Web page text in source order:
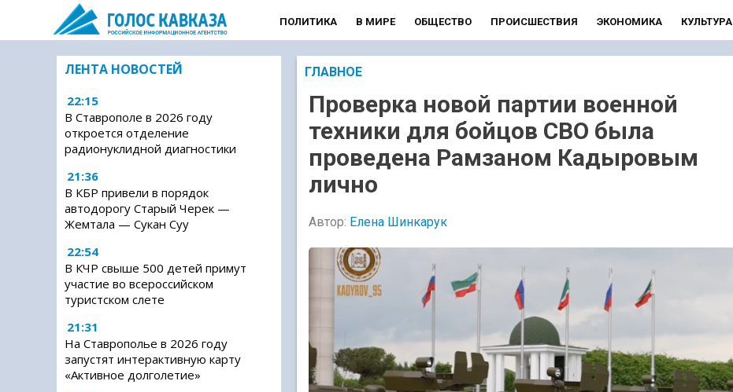
ПОЛИТИКА В МИРЕ ОБЩЕСТВО ПРОИСШЕСТВИЯ ЭКОНОМИКА КУЛЬТУРА
ЛЕНТА НОВОСТЕЙ
22:15
В Ставрополе в 2026 году
откроется отделение
радионуклидной диагностики
21:36
В КБР привели в порядок
автодорогу Старый Черек —
Жемтала — Сукан Суу
22:54
В КЧР свыше 500 детей примут
участие во всероссийском
туристском слете
21:31
На Ставрополье в 2026 году
запустят интерактивную карту
«Активное долголетие»
ГЛАВНОЕ
Проверка новой партии военной
техники для бойцов СВО была
проведена Рамзаном Кадыровым
лично
Автор: Елена Шинкарук